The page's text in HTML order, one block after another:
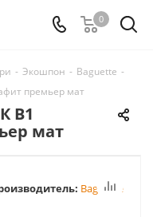
0
- Экошпон - Baguette -
премьер мат
B1
мат
Baguette